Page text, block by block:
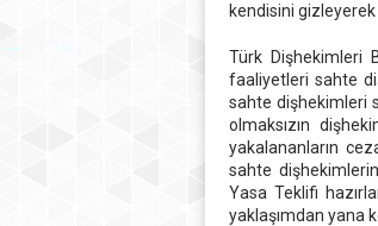
kendisini gizleyerek
Türk Dişhekimleri
faaliyetleri sahte
sahte dişhekimleri
olmaksızın
yakalananların
sahte
Yasa Teklifi
yaklaşımdan yana